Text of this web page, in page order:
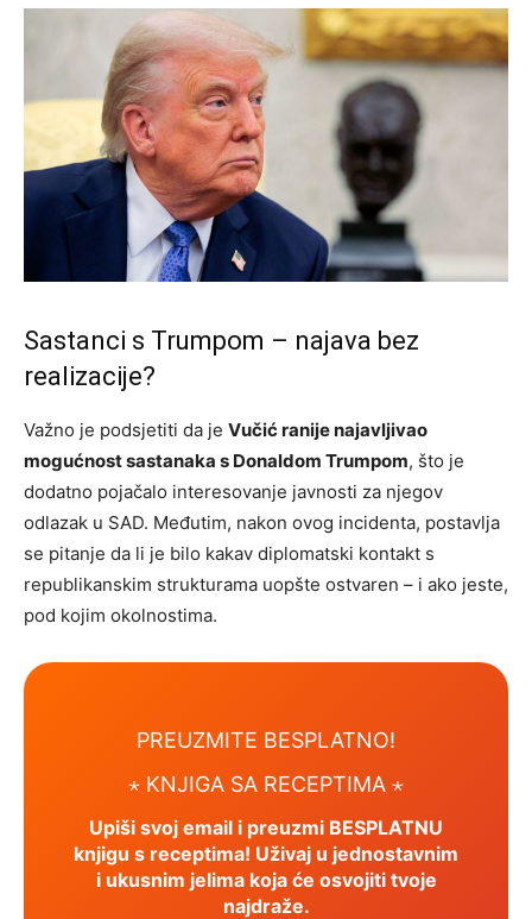
Sastanci s Trumpom – najava bez
realizacije?
Važno je podsjetiti da je Vučić ranije najavljivao
mogućnost sastanaka s Donaldom Trumpom, što je
dodatno pojačalo interesovanje javnosti za njegov
odlazak u SAD. Međutim, nakon ovog incidenta, postavlja
se pitanje da li je bilo kakav diplomatski kontakt s
republikanskim strukturama uopšte ostvaren – i ako jeste,
pod kojim okolnostima.
PREUZMITE BESPLATNO!
⋆ KNJIGA SA RECEPTIMA ⋆
Upiši svoj email i preuzmi BESPLATNU
knjigu s receptima! Uživaj u jednostavnim
i ukusnim jelima koja će osvojiti tvoje
najdraže.